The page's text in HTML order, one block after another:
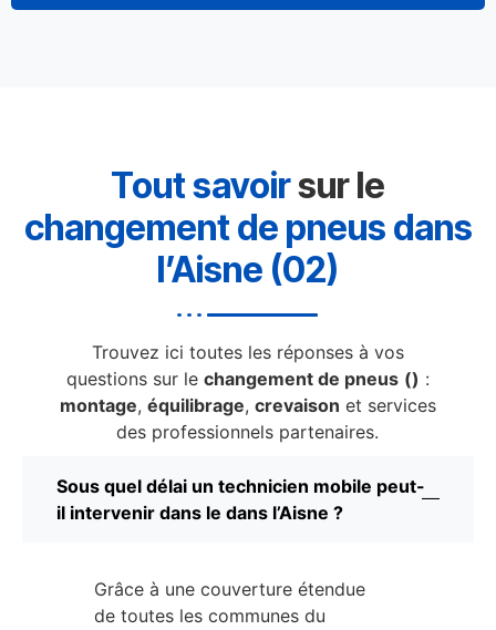
Tout savoirsur le
changement de pneus dans
l’Aisne (02)
Trouvez ici toutes les réponses à vos
questions sur le changement de pneus () :
montage, équilibrage, crevaison et services
des professionnels partenaires.
Sous quel délai un technicien mobile peut-
il intervenir dans le dans l’Aisne ?
Grâce à une couverture étendue
de toutes les communes du